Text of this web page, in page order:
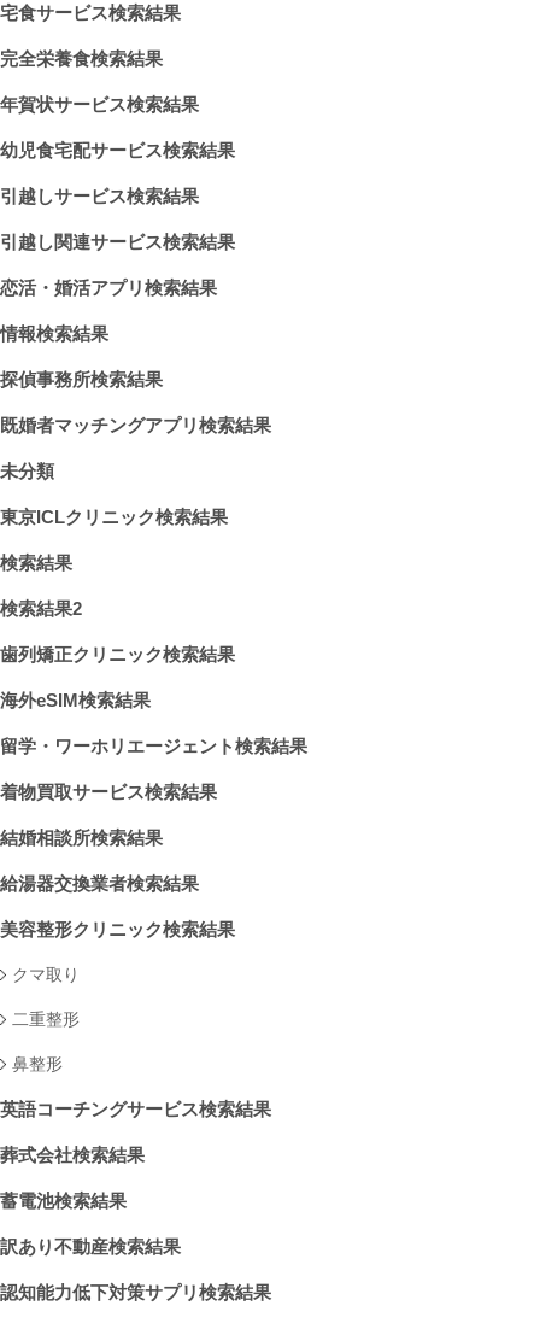
宅食サービス検索結果
完全栄養食検索結果
年賀状サービス検索結果
幼児食宅配サービス検索結果
引越しサービス検索結果
引越し関連サービス検索結果
恋活・婚活アプリ検索結果
情報検索結果
探偵事務所検索結果
既婚者マッチングアプリ検索結果
未分類
東京ICLクリニック検索結果
検索結果
検索結果2
歯列矯正クリニック検索結果
海外eSIM検索結果
留学・ワーホリエージェント検索結果
着物買取サービス検索結果
結婚相談所検索結果
給湯器交換業者検索結果
美容整形クリニック検索結果
クマ取り
二重整形
鼻整形
英語コーチングサービス検索結果
葬式会社検索結果
蓄電池検索結果
訳あり不動産検索結果
認知能力低下対策サプリ検索結果